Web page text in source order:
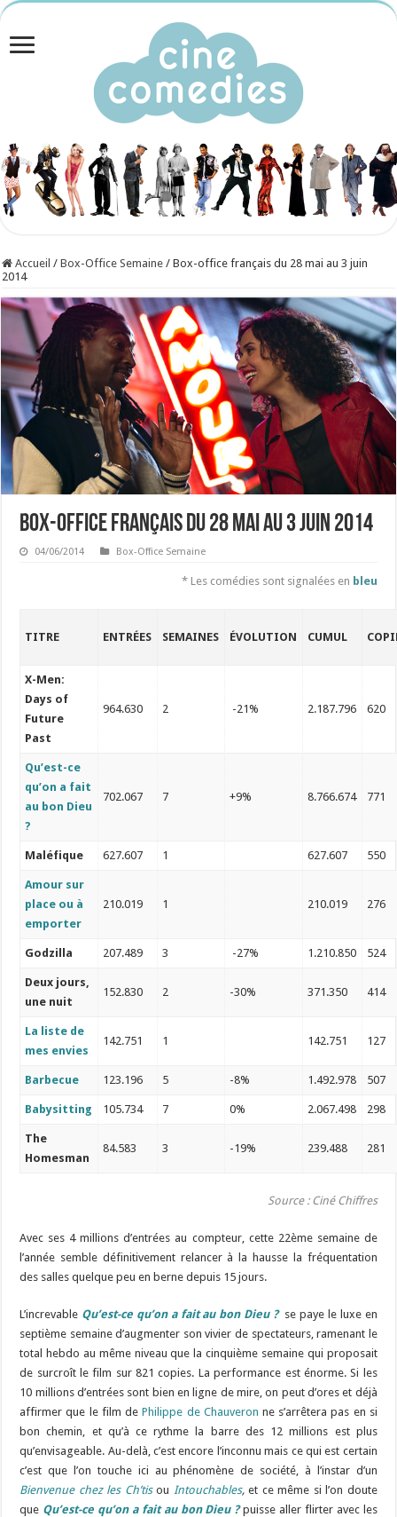
Accueil / Box-Office Semaine / Box-office français du 28 mai au 3 juin
2014
Box-office français du 28 mai au 3 juin 2014
04/06/2014 Box-Office Semaine
* Les comédies sont signalées en bleu
TITRE ENTRÉES SEMAINES ÉVOLUTION CUMUL
X-Men:
Days of
Future
Past
964.630 2 -21% 2.187.796 620
Qu’est-ce
qu’on a fait
au bon Dieu
?
702.067 7 +9% 8.766.674 771
Maléfique 627.607 1 627.607 550
Amour sur
place ou à
emporter
210.019 1 210.019 276
Godzilla 207.489 3 -27% 1.210.850 524
Deux jours,
une nuit
152.830 2 -30% 371.350 414
La liste de
mes envies
142.751 1 142.751 127
Barbecue 123.196 5 -8% 1.492.978 507
Babysitting 105.734 7 0% 2.067.498 298
The
Homesman
84.583 3 -19% 239.488 281
Source : Ciné Chiffres
Avec ses 4 millions d’entrées au compteur, cette 22ème semaine de
l’année semble définitivement relancer à la hausse la fréquentation
des salles quelque peu en berne depuis 15 jours.
L’increvable Qu’est-ce qu’on a fait au bon Dieu ?se paye le luxe en
septième semaine d’augmenter son vivier de spectateurs, ramenant le
total hebdo au même niveau que la cinquième semaine qui proposait
de surcroît le film sur 821 copies. La performance est énorme. Si les
10 millions d’entrées sont bien en ligne de mire, on peut d’ores et déjà
affirmer que le film dePhilippe de Chauveron ne s’arrêtera pas en si
bon chemin, et qu’à ce rythme la barre des 12 millions est plus
qu’envisageable. Au-delà, c’est encore l’inconnu mais ce qui est certain
c’est que l’on touche ici au phénomène de société, à l’instar d’un
Bienvenue chez les Ch’tisou Intouchables,et ce même si l’on doute
que Qu’est-ce qu’on a fait au bon Dieu ?puisse aller flirter avec les